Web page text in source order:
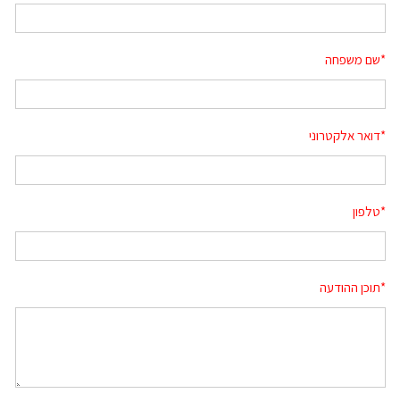
*שם משפחה
*דואר אלקטרוני
*טלפון
*תוכן ההודעה